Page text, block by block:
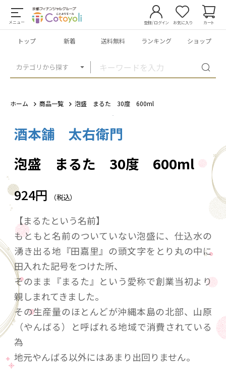
メニュー
カテゴリから探す
登録/ログイン お気に入り カート
トップ 新着 送料無料 ランキング ショップ
ホーム 商品一覧 泡盛 まるた 30度 600ml
酒本舗 太右衛門
泡盛 まるた 30度 600ml
924円 （税込）
【まるたという名前】
もともと名前のついていない泡盛に、仕込水の
湧き出る地『田嘉里』の頭文字をとり丸の中に
田入れた記号をつけた所、
そのまま『まるた』という愛称で創業当初より
親しまれてきました。
その生産量のほとんどが沖縄本島の北部、山原
（やんばる）と呼ばれる地域で消費されている
為
地元やんばる以外にはあまり出回りません。